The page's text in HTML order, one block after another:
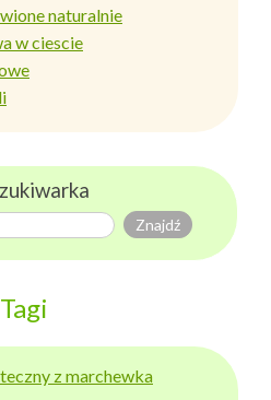
naturalnie
w ciescie
Tagi
z marchewka